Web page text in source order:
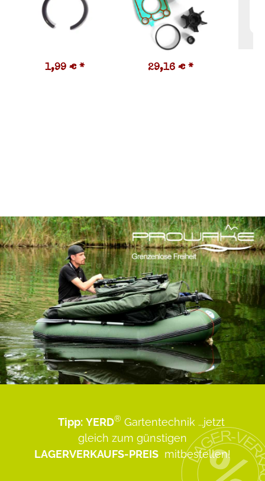
1,99 € * 29,16 € *
Tipp: YERD® Gartentechnik ...jetzt
gleich zum günstigen
LAGERVERKAUFS-PREIS mitbestellen!